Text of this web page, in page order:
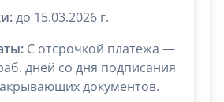
до 15.03.2026 г.
C отсрочкой платежа —
дней со дня подписания
документов.